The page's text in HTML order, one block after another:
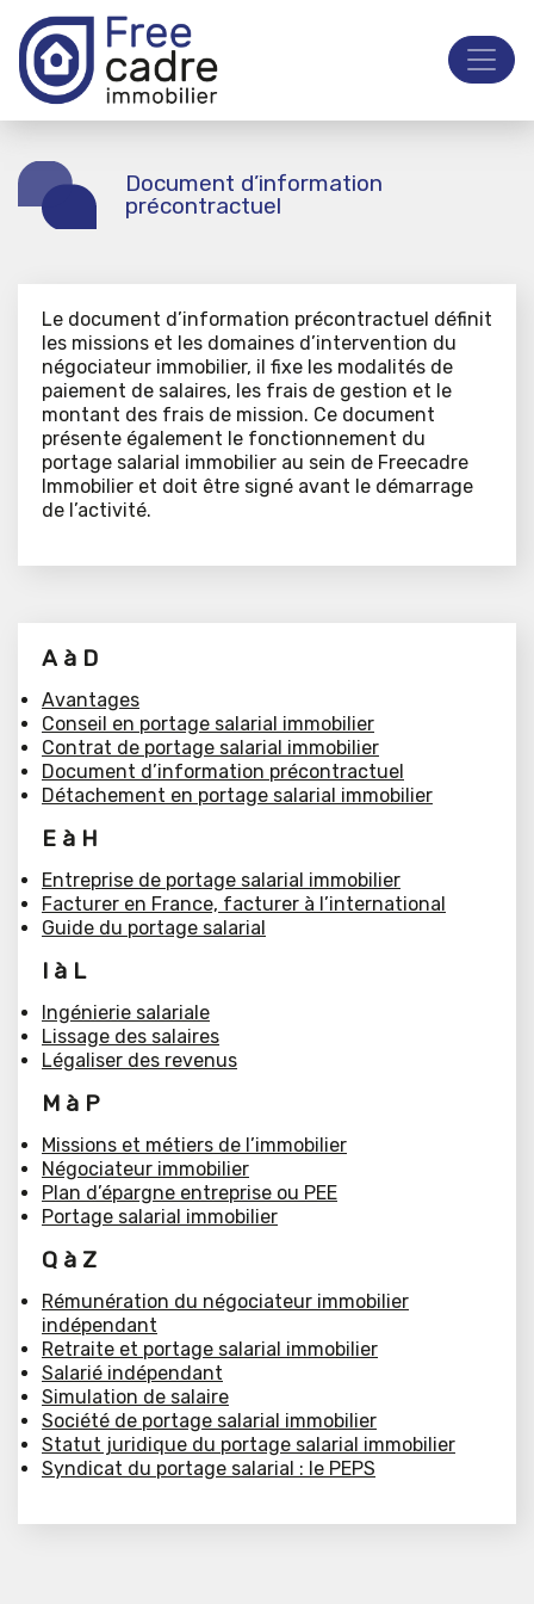
Document d’information
précontractuel
Le document d’information précontractuel définit
les missions et les domaines d’intervention du
négociateur immobilier, il fixe les modalités de
paiement de salaires, les frais de gestion et le
montant des frais de mission. Ce document
présente également le fonctionnement du
portage salarial immobilier au sein de Freecadre
Immobilier et doit être signé avant le démarrage
de l’activité.
A à D
Avantages
Conseil en portage salarial immobilier
Contrat de portage salarial immobilier
Document d’information précontractuel
Détachement en portage salarial immobilier
E à H
Entreprise de portage salarial immobilier
Facturer en France, facturer à l’international
Guide du portage salarial
I à L
Ingénierie salariale
Lissage des salaires
Légaliser des revenus
M à P
Missions et métiers de l’immobilier
Négociateur immobilier
Plan d’épargne entreprise ou PEE
Portage salarial immobilier
Q à Z
Rémunération du négociateur immobilier
indépendant
Retraite et portage salarial immobilier
Salarié indépendant
Simulation de salaire
Société de portage salarial immobilier
Statut juridique du portage salarial immobilier
Syndicat du portage salarial : le PEPS